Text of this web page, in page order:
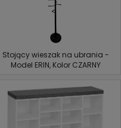
Stojący wieszak na ubrania -
Model ERIN, Kolor CZARNY